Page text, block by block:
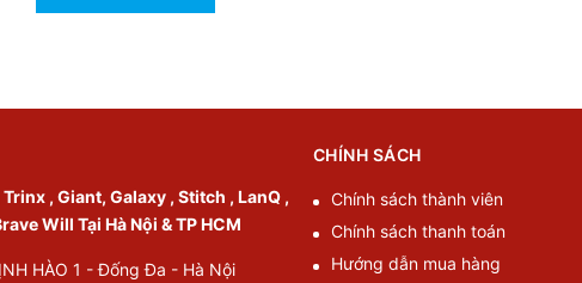
, Giant, Galaxy , Stitch , LanQ ,
Will Tại Hà Nội & TP HCM
HÀO 1 - Đống Đa - Hà Nội
CHÍNH SÁCH
Chính sách thành viên
Chính sách thanh toán
Hướng dẫn mua hàng